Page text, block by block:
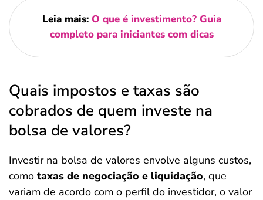
Leia mais: O que é investimento? Guia
completo para iniciantes com dicas
Quais impostos e taxas são
cobrados de quem investe na
bolsa de valores?
Investir na bolsa de valores envolve alguns custos,
como taxas de negociação e liquidação, que
variam de acordo com o perfil do investidor, o valor